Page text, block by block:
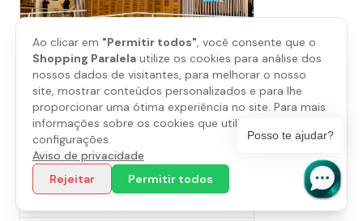
Ao clicar em "Permitir todos", você consente que o
Shopping Paralelautilize os cookies para análise dos
nossos dados de visitantes, para melhorar o nosso
site, mostrar conteúdos personalizados e para lhe
proporcionar uma ótima experiência no site. Para mais
informações sobre os cookies que utilizamos, abra as
configurações.
Aviso de privacidade
Rejeitar
Permitir todos
Martim Pescador
PisoL2
(71) 3838-7879
Posso te ajudar?